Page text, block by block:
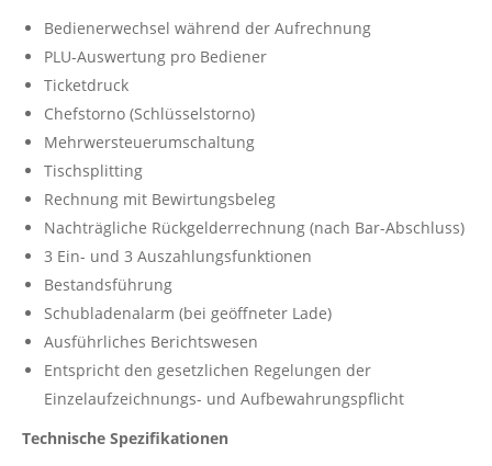
Bedienerwechsel während der Aufrechnung
PLU-Auswertung pro Bediener
Ticketdruck
Chefstorno (Schlüsselstorno)
Mehrwersteuerumschaltung
Tischsplitting
Rechnung mit Bewirtungsbeleg
Nachträgliche Rückgelderrechnung (nach Bar-Abschluss)
3 Ein- und 3 Auszahlungsfunktionen
Bestandsführung
Schubladenalarm (bei geöffneter Lade)
Ausführliches Berichtswesen
Entspricht den gesetzlichen Regelungen der
Einzelaufzeichnungs- und Aufbewahrungspflicht
Technische Spezifikationen